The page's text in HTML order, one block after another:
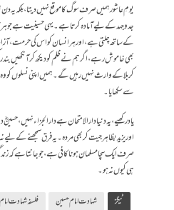
یومِ عاشور ہمیں صرف سوگ کا موقع نہیں دیتا، بلکہ یہ
جدوجہد کے لیے آمادہ کرتا ہے۔ یہی حسینیت ہے جو
کے ساتھ چلتی ہے، اور ہر انسان کو اس کی حرمت،
بھی خاموش رہے، اگر ہم نے ظلم کو دیکھ کر آنکھیں
کربلا کے وارث نہیں رہیں گے۔ ہمیں اپنی نسلوں کو
سے سکھایا۔
یاد رکھیے، یہ دنیا دارالامتحان ہے دارالجزاء نہیں ،
اور یزید بظاہر جیت کر بھی مردہ۔ یہ فرق سمجھنے کے
صرف ایک سچا مسلمان ہونا کافی ہے، جو جانتا ہے کہ
ہی کیوں نہ ہو۔
ٹیگز شہادت امام حسین فلسفہ شہادت